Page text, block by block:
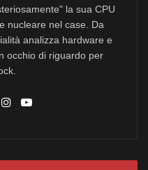
la sua CPU
nucleare nel case. Da
analizza hardware e
occhio di riguardo per